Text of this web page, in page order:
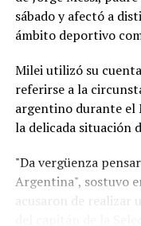
chilenos.
El relevamiento
de referenciaen
laborales:
Operario
27.000 pesos
chilenos.
sábado y afectó a
ámbito deportivo
Milei utilizó su
referirse a la
argentino durante el
la delicada situación
"Da vergüenza
Argentina", sostuvo
acusaron de realizar